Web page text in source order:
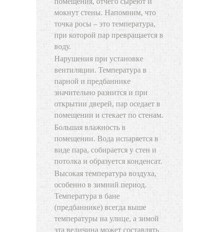
мокнут стены. Напомним, что
точка росы – это температура,
при которой пар превращается в
воду.
Нарушения при установке
вентиляции. Температура в
парной и предбаннике
значительно разнится и при
открытии дверей, пар оседает в
помещении и стекает по стенам.
Большая влажность в
помещении. Вода испаряется в
виде пара, собирается у стен и
потолка и образуется конденсат.
Высокая температура воздуха,
особенно в зимний период.
Температура в бане
(предбаннике) всегда выше
температуры на улице, а зимой
эта величина может составлять